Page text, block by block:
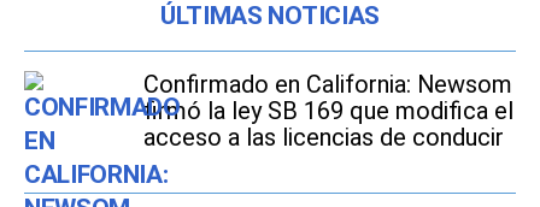
ÚLTIMAS NOTICIAS
Confirmado en California: Newsom
firmó la ley SB 169 que modifica el
acceso a las licencias de conducir